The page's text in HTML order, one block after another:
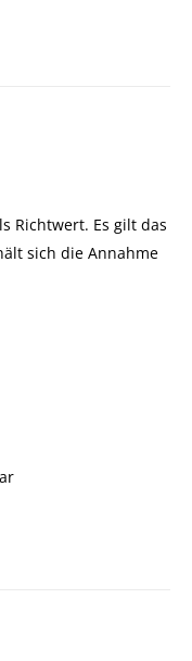
Richtwert. Es gilt das
sich die Annahme